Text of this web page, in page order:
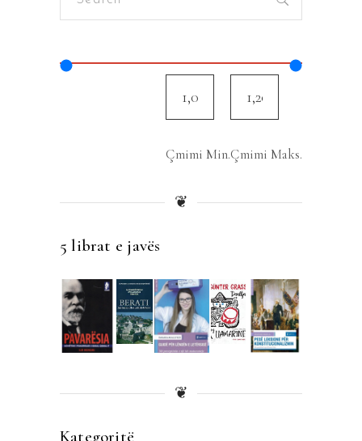
Çmimi Min.Çmimi Maks.
❦
5 librat e javës
❦
Kategoritë